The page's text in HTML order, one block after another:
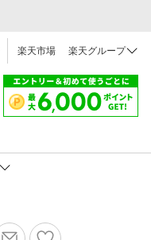
楽天市場 楽天グループ